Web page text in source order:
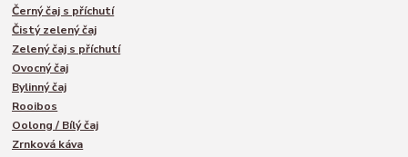
Černý čaj s příchutí
Čistý zelený čaj
Zelený čaj s příchutí
Ovocný čaj
Bylinný čaj
Rooibos
Oolong / Bílý čaj
Zrnková káva